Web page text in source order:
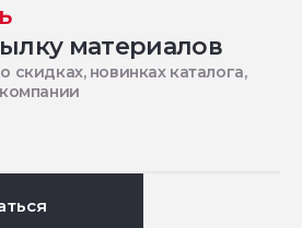
материалов
скидках, новинках каталога,